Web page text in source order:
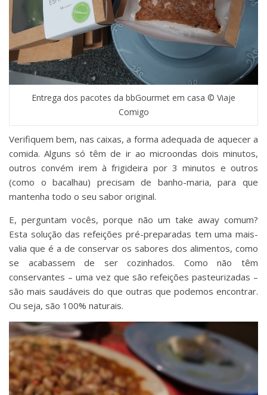
Entrega dos pacotes da bbGourmet em casa © Viaje
Comigo
Verifiquem bem, nas caixas, a forma adequada de aquecer a
comida. Alguns só têm de ir ao microondas dois minutos,
outros convém irem à frigideira por 3 minutos e outros
(como o bacalhau) precisam de banho-maria, para que
mantenha todo o seu sabor original.
E, perguntam vocês, porque não um take away comum?
Esta solução das refeições pré-preparadas tem uma mais-
valia que é a de conservar os sabores dos alimentos, como
se acabassem de ser cozinhados. Como não têm
conservantes – uma vez que são refeições pasteurizadas –
são mais saudáveis do que outras que podemos encontrar.
Ou seja, são 100% naturais.